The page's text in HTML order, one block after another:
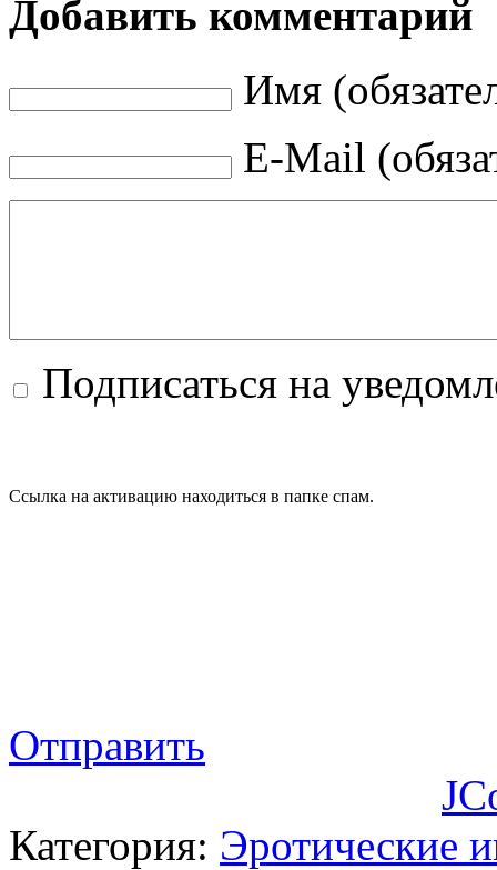
Добавить комментарий
Имя
E-Mail
Подписаться на
Ссылка на активацию находиться в папке спам.
Отправить
Категория: Эротические